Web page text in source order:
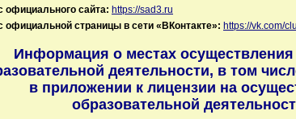
официального сайта: https://sad3.ru
официальной страницы в сети «ВКонтакте»: https://vk.com/
Информация о местах
деятельности, в том
в приложении к лицензии на
образовательной